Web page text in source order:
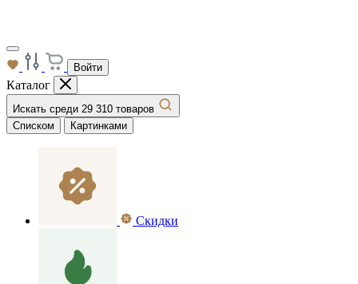
Войти
Каталог
Искать среди 29 310 товаров
Списком
Картинками
Скидки